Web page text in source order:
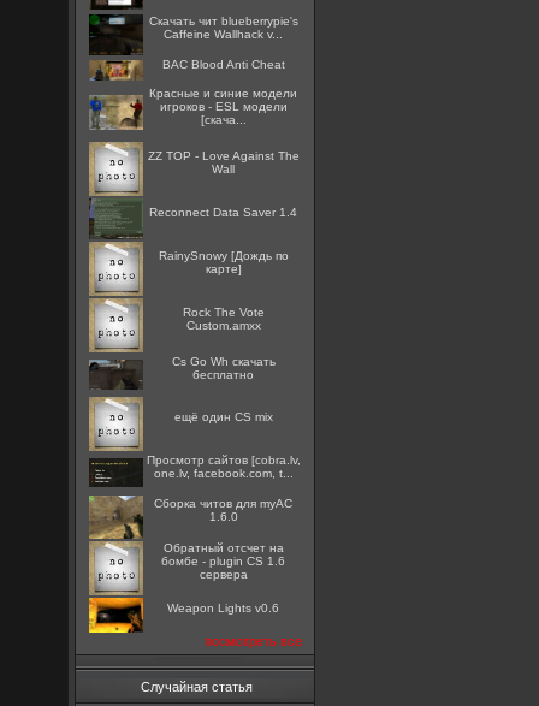
Скачать чит blueberrypie's
Caffeine Wallhack v...
BAC Blood Anti Cheat
Красные и синие модели
игроков - ESL модели
[скача...
ZZ TOP - Love Against The
Wall
Reconnect Data Saver 1.4
RainySnowy [Дождь по
карте]
Rock The Vote
Custom.amxx
Cs Go Wh скачать
бесплатно
ещё один CS mix
Просмотр сайтов [cobra.lv,
one.lv, facebook.com, t...
Сборка читов для myAC
1.6.0
Обратный отсчет на
бомбе - plugin CS 1.6
сервера
Weapon Lights v0.6
посмотреть все
Случайная статья